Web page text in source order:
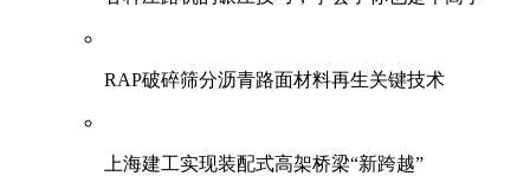
RAP破碎筛分沥青路面材料再生关键技术
上海建工实现装配式高架桥梁“新跨越”